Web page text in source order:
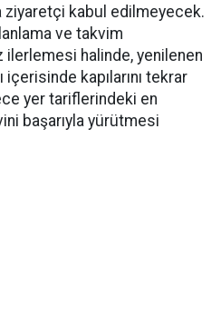
kabul edilmeyecek.
ve takvim
halinde, yenilenen
içerisinde kapılarını tekrar
yer tariflerindeki en
başarıyla yürütmesi